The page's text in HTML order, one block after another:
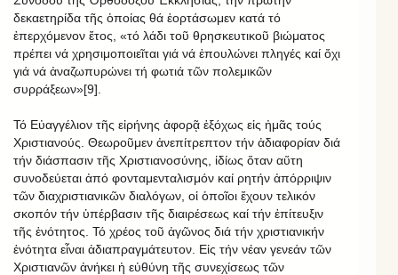
δεκαετηρίδα τῆς ὁποίας θά ἑορτάσωμεν κατά τό
ἐπερχόμενον ἔτος, «τό λάδι τοῦ θρησκευτικοῦ βιώματος
πρέπει νά χρησιμοποιεῖται γιά νά ἐπουλώνει πληγές καί ὄχι
γιά νά ἀναζωπυρώνει τή φωτιά τῶν πολεμικῶν
συρράξεων»[9].
Τό Εὐαγγέλιον τῆς εἰρήνης ἀφορᾷ ἐξόχως εἰς ἡμᾶς τούς
Χριστιανούς. Θεωροῦμεν ἀνεπίτρεπτον τήν ἀδιαφορίαν διά
τήν διάσπασιν τῆς Χριστιανοσύνης, ἰδίως ὅταν αὕτη
συνοδεύεται ἀπό φονταμενταλισμόν καί ρητήν ἀπόρριψιν
τῶν διαχριστιανικῶν διαλόγων, οἱ ὁποῖοι ἔχουν τελικόν
σκοπόν τήν ὑπέρβασιν τῆς διαιρέσεως καί τήν ἐπίτευξιν
τῆς ἑνότητος. Τό χρέος τοῦ ἀγῶνος διά τήν χριστιανικήν
ἑνότητα εἶναι ἀδιαπραγμάτευτον. Εἰς τήν νέαν γενεάν τῶν
Χριστιανῶν ἀνήκει ἡ εὐθύνη τῆς συνεχίσεως τῶν